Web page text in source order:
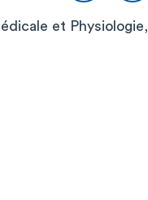
et Physiologie,